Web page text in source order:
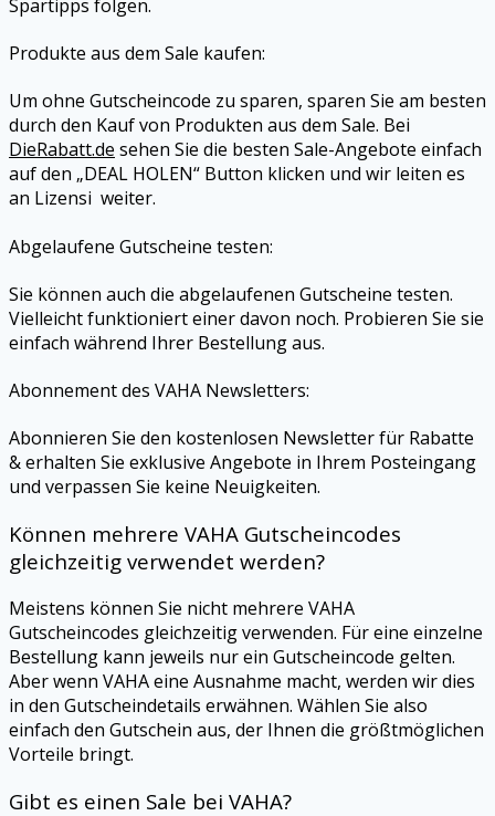
Spartipps folgen.
Produkte aus dem Sale kaufen:
Um ohne Gutscheincode zu sparen, sparen Sie am besten
durch den Kauf von Produkten aus dem Sale. Bei
DieRabatt.de sehen Sie die besten Sale-Angebote einfach
auf den „DEAL HOLEN“ Button klicken und wir leiten es
an Lizensi weiter.
Abgelaufene Gutscheine testen:
Sie können auch die abgelaufenen Gutscheine testen.
Vielleicht funktioniert einer davon noch. Probieren Sie sie
einfach während Ihrer Bestellung aus.
Abonnement des VAHA Newsletters:
Abonnieren Sie den kostenlosen Newsletter für Rabatte
& erhalten Sie exklusive Angebote in Ihrem Posteingang
und verpassen Sie keine Neuigkeiten.
Können mehrere VAHA Gutscheincodes
gleichzeitig verwendet werden?
Meistens können Sie nicht mehrere VAHA
Gutscheincodes gleichzeitig verwenden. Für eine einzelne
Bestellung kann jeweils nur ein Gutscheincode gelten.
Aber wenn VAHAeine Ausnahme macht, werden wir dies
in den Gutscheindetails erwähnen. Wählen Sie also
einfach den Gutschein aus, der Ihnen die größtmöglichen
Vorteile bringt.
Gibt es einen Sale bei VAHA?